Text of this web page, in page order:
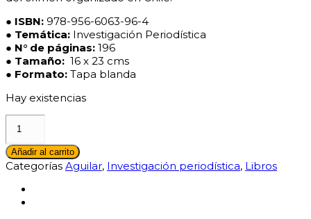
● ISBN: 978-956-6063-96-4
● Temática: Investigación Periodística
● N° de páginas: 196
● Tamaño: 16 x 23 cms
● Formato: Tapa blanda
Hay existencias
NARCO
cantidad
Añadir al carrito
Categorías Aguilar, Investigación periodística, Libros